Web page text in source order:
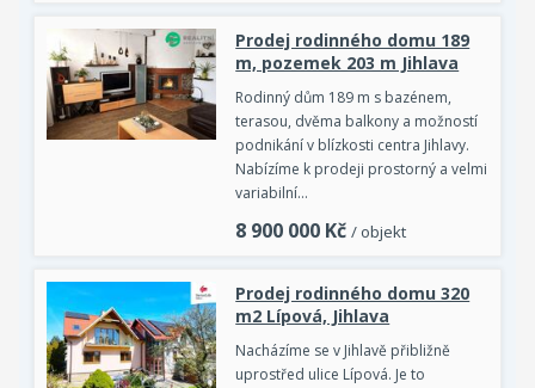
Prodej rodinného domu 189
m, pozemek 203 m Jihlava
Rodinný dům 189 m s bazénem,
terasou, dvěma balkony a možností
podnikání v blízkosti centra Jihlavy.
Nabízíme k prodeji prostorný a velmi
variabilní…
8 900 000 Kč / objekt
Prodej rodinného domu 320
m2 Lípová, Jihlava
Nacházíme se v Jihlavě přibližně
uprostřed ulice Lípová. Je to